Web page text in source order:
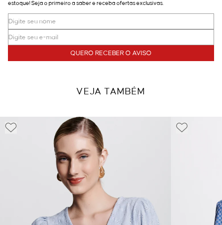
estoque! Seja o primeiro a saber e receba ofertas exclusivas.
QUERO RECEBER O AVISO
VEJA TAMBÉM